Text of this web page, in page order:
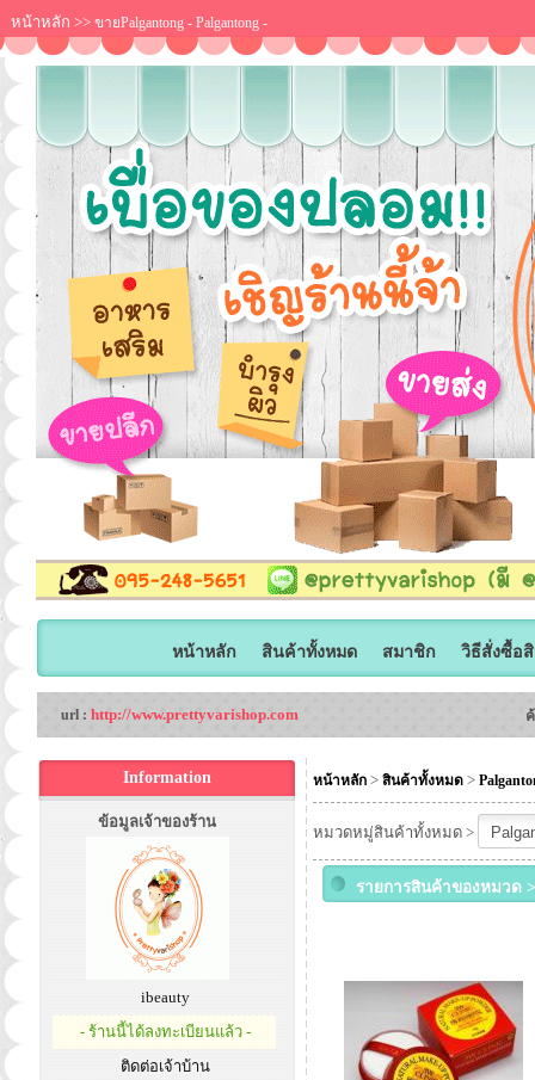
หน้าหลัก >> ขายPalgantong - Palgantong -
หน้าหลัก สินค้าทั้งหมด สมาชิก วิธีสั่งซื้อ
url : http://www.prettyvarishop.com
Information
ข้อมูลเจ้าของร้าน
ibeauty
- ร้านนี้ได้ลงทะเบียนแล้ว -
ติดต่อเจ้าบ้าน
หน้าหลัก > สินค้าทั้งหมด >
หมวดหมู่สินค้าทั้งหมด >
รายการสินค้าของหมวด